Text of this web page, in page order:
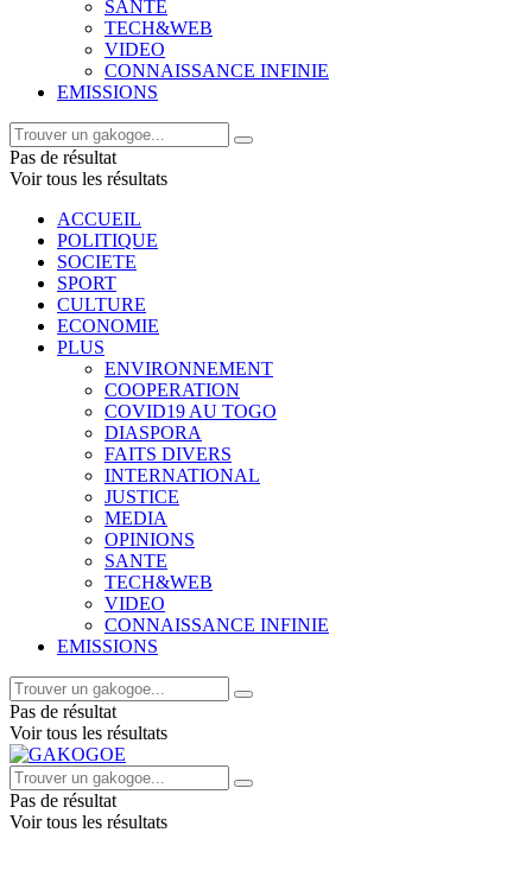
SANTE
TECH&WEB
VIDEO
CONNAISSANCE INFINIE
EMISSIONS
Pas de résultat
Voir tous les résultats
ACCUEIL
POLITIQUE
SOCIETE
SPORT
CULTURE
ECONOMIE
PLUS
ENVIRONNEMENT
COOPERATION
COVID19 AU TOGO
DIASPORA
FAITS DIVERS
INTERNATIONAL
JUSTICE
MEDIA
OPINIONS
SANTE
TECH&WEB
VIDEO
CONNAISSANCE INFINIE
EMISSIONS
Pas de résultat
Voir tous les résultats
Pas de résultat
Voir tous les résultats